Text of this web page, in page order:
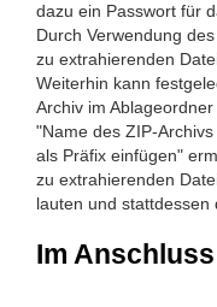
dazu ein Passwort für
Durch Verwendung
zu extrahierenden
Weiterhin kann
Archiv im
"Name des ZIP-
als Präfix einfügen"
zu extrahierenden
lauten und stattdessen
Im Anschluss